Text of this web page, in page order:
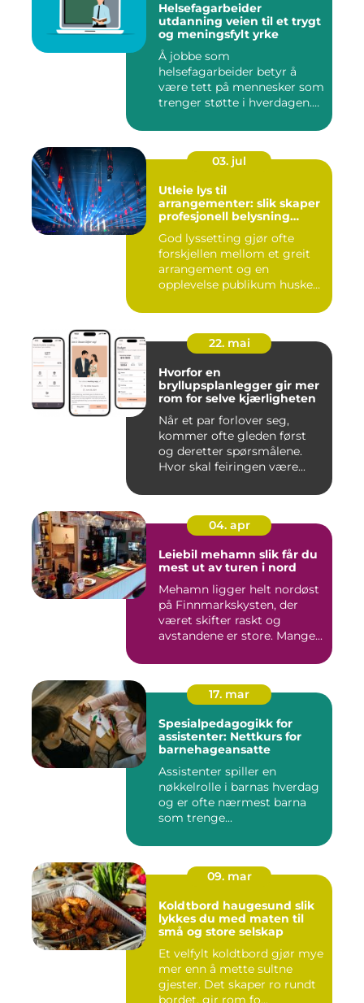
Helsefagarbeider
utdanning veien til et trygt
og meningsfylt yrke
Å jobbe som
helsefagarbeider betyr å
være tett på mennesker som
trenger støtte i hverdagen.
03. jul
Utleie lys til
arrangementer: slik skaper
profesjonell belysning
God lyssetting gjør ofte
forskjellen mellom et greit
arrangement og en
opplevelse publikum husker
22. mai
Hvorfor en
bryllupsplanlegger gir mer
rom for selve kjærligheten
Når et par forlover seg,
kommer ofte gleden først
og deretter spørsmålene.
Hvor skal feiringen være...
04. apr
Leiebil mehamn slik får du
mest ut av turen i nord
Mehamn ligger helt nordøst
på Finnmarkskysten, der
været skifter raskt og
avstandene er store. Mange...
17. mar
Spesialpedagogikk for
assistenter: Nettkurs for
barnehageansatte
Assistenter spiller en
nøkkelrolle i barnas hverdag
og er ofte nærmest barna
som trenge...
09. mar
Koldtbord haugesund slik
lykkes du med maten til
små og store selskap
Et velfylt koldtbord gjør mye
mer enn å mette sultne
gjester. Det skaper ro rundt
bordet, gir rom fo...